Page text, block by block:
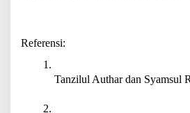
Referensi:
Tanzilul Authar dan